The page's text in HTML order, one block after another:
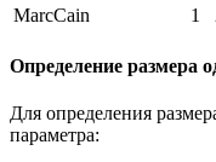
MarcCain
1
Определение размера
Для определения
параметра: